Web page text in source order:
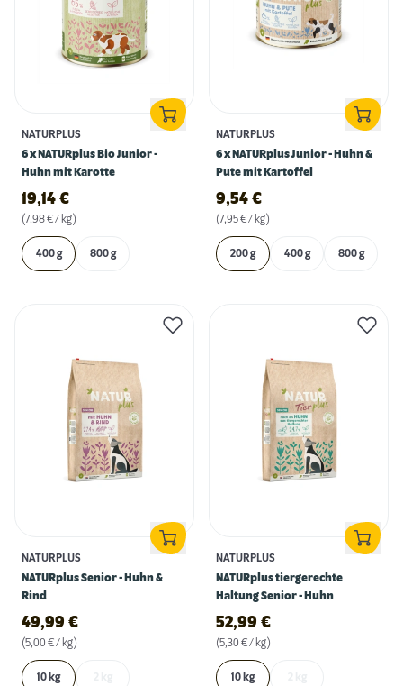
NATURPLUS
6 x NATURplus Bio Junior -
Huhn mit Karotte
19,14 €
(7,98 € / kg)
400 g 800 g
NATURPLUS
6 x NATURplus Junior - Huhn &
Pute mit Kartoffel
9,54 €
(7,95 € / kg)
200 g 400 g 800 g
NATURPLUS
NATURplus Senior - Huhn &
Rind
49,99 €
(5,00 € / kg)
10 kg
NATURPLUS
NATURplus tiergerechte
Haltung Senior - Huhn
52,99 €
(5,30 € / kg)
10 kg